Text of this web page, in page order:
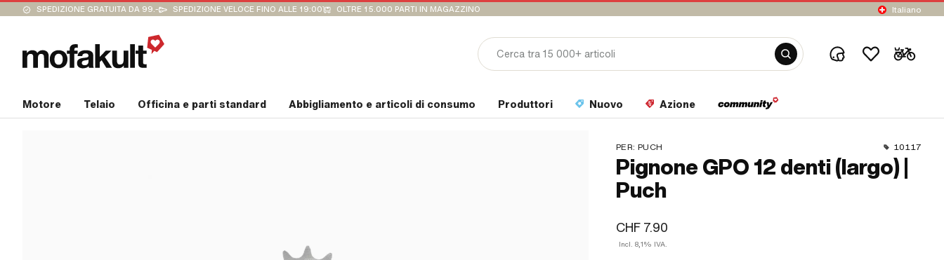
SPEDIZIONE GRATUITA DA 99.- SPEDIZIONE VELOCE FINO ALLE 19:00 OLTRE 15.000 PARTI IN MAGAZZINO Italiano
Motore Telaio Officina e parti standard Abbigliamento e articoli di consumo Produttori Nuovo Azione
PER: PUCH 10117
Pignone GPO 12 denti (largo) |
Puch
CHF 7.90
Incl. 8,1% IVA.